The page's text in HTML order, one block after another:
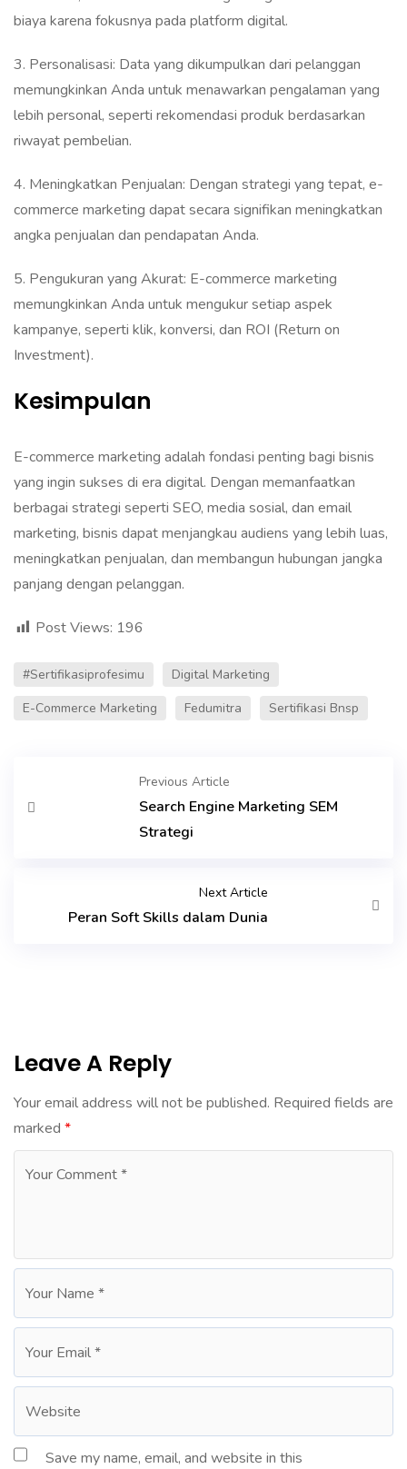
biaya karena fokusnya pada platform digital.
‎‎‎3. Personalisasi: ‎Data yang dikumpulkan dari pelanggan
memungkinkan Anda untuk menawarkan pengalaman yang
lebih personal, seperti rekomendasi produk berdasarkan
riwayat pembelian.‎‎‎
4. Meningkatkan Penjualan‎: Dengan strategi yang tepat, e-
commerce marketing dapat secara signifikan meningkatkan
angka penjualan dan pendapatan Anda.‎‎‎
5. Pengukuran yang Akurat‎: E-commerce marketing
memungkinkan Anda untuk mengukur setiap aspek
kampanye, seperti klik, konversi, dan ROI (Return on
Investment).
Kesimpulan
‎E-commerce marketing adalah fondasi penting bagi bisnis
yang ingin sukses di era digital. Dengan memanfaatkan
berbagai strategi seperti SEO, media sosial, dan email
marketing, bisnis dapat menjangkau audiens yang lebih luas,
meningkatkan penjualan, dan membangun hubungan jangka
panjang dengan pelanggan.‎
Post Views: 196
#sertifikasiprofesimu
Digital Marketing
E-Commerce Marketing
Fedumitra Sertifikasi Bnsp
Previous Article
Search Engine Marketing SEM
Strategi
Next Article
Peran Soft Skills dalam Dunia
Leave A Reply
Your email address will not be published. Required fields are
marked *
Save my name, email, and website in this